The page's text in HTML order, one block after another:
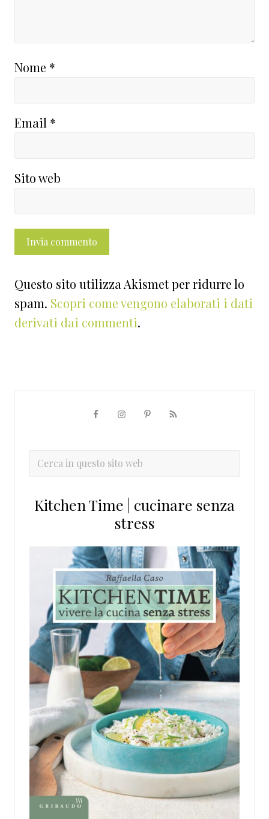
Nome *
Email *
Sito web
Questo sito utilizza Akismet per ridurre lo
spam. Scopri come vengono elaborati i dati
derivati dai commenti.
primaria
Cerca
sito
Kitchen Time | cucinare senza
stress